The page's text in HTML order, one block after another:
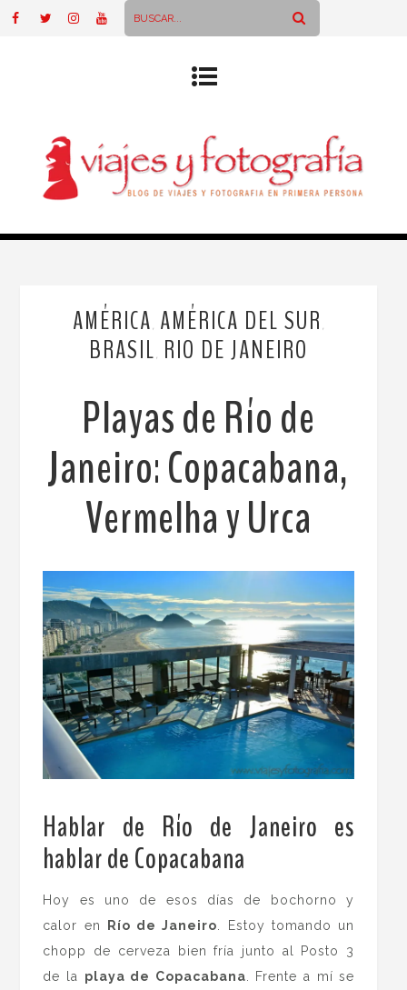
AMÉRICA AMÉRICA DEL SUR
BRASIL RIO DE JANEIRO
Playas de Río de
Janeiro: Copacabana,
Vermelha y Urca
Hablar de Río de Janeiro es
hablar de Copacabana
Hoy es uno de esos días de bochorno y
calor en
Río de Janeiro. Estoy tomando un
chopp de cerveza bien fría junto al Posto 3
de la playa de Copacabana. Frente a mí se